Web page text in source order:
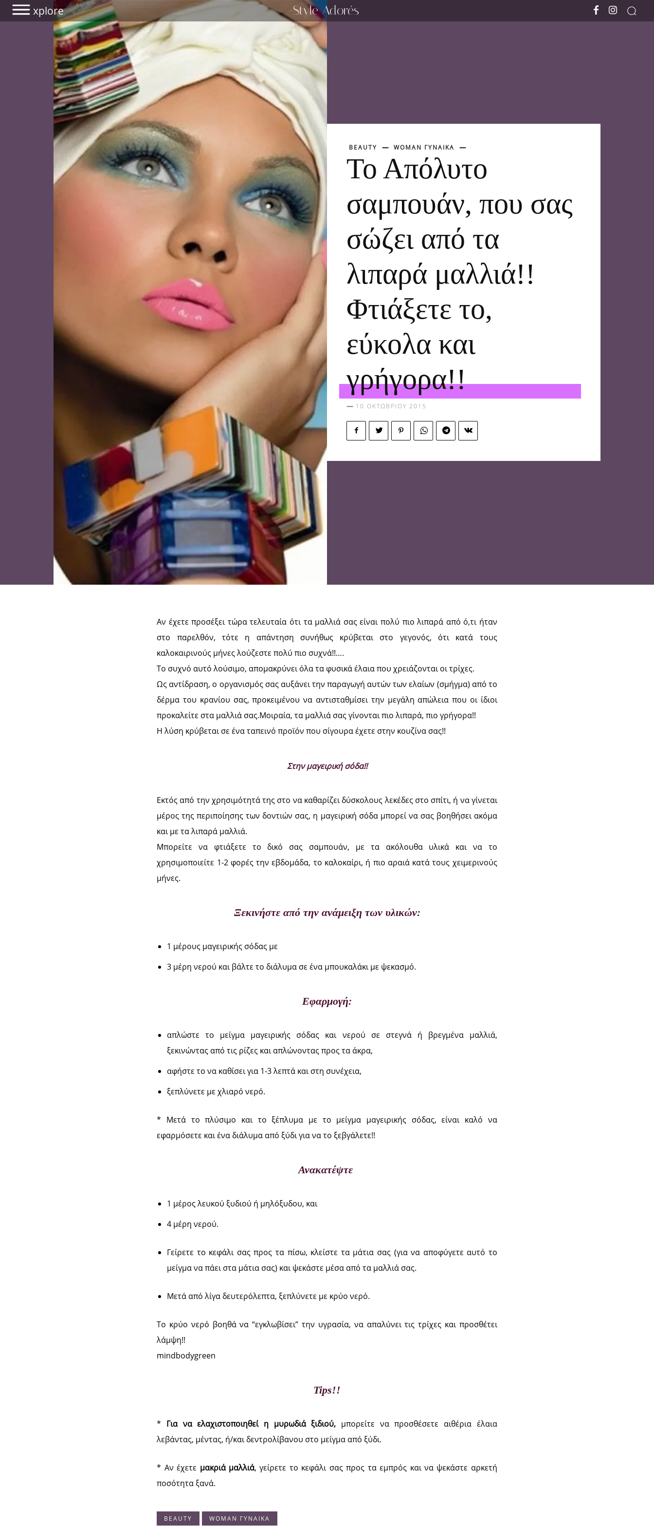
xplore -Style Adorés
BEAUTY WOMAN ΓΥΝΑΙΚΑ
Το Απόλυτο
σαμπουάν, που σας
σώζει από τα
λιπαρά μαλλιά!!
Φτιάξετε το,
εύκολα και
γρήγορα!!
10 ΟΚΤΩΒΡΊΟΥ 2015
Αν έχετε προσέξει τώρα τελευταία ότι τα μαλλιά σας είναι πολύ πιο λιπαρά από ό,τι ήταν
στο παρελθόν, τότε η απάντηση συνήθως κρύβεται στο γεγονός, ότι κατά τους
καλοκαιρινούς μήνες λούζεστε πολύ πιο συχνά!!….
Το συχνό αυτό λούσιμο, απομακρύνει όλα τα φυσικά έλαια που χρειάζονται οι τρίχες.
Ως αντίδραση, ο οργανισμός σας αυξάνει την παραγωγή αυτών των ελαίων (σμήγμα) από το
δέρμα του κρανίου σας, προκειμένου να αντισταθμίσει την μεγάλη απώλεια που οι ίδιοι
προκαλείτε στα μαλλιά σας.Μοιραία, τα μαλλιά σας γίνονται πιο λιπαρά, πιο γρήγορα!!
Η λύση κρύβεται σε ένα ταπεινό προϊόν που σίγουρα έχετε στην κουζίνα σας!!
Στην μαγειρική σόδα!!
Εκτός από την χρησιμότητά της στο να καθαρίζει δύσκολους λεκέδες στο σπίτι, ή να γίνεται
μέρος της περιποίησης των δοντιών σας, η μαγειρική σόδα μπορεί να σας βοηθήσει ακόμα
και με τα λιπαρά μαλλιά.
Μπορείτε να φτιάξετε το δικό σας σαμπουάν, με τα ακόλουθα υλικά και να το
χρησιμοποιείτε 1-2 φορές την εβδομάδα, το καλοκαίρι, ή πιο αραιά κατά τους χειμερινούς
μήνες.
Ξεκινήστε από την ανάμειξη των υλικών:
1 μέρους μαγειρικής σόδας με
3 μέρη νερού και βάλτε το διάλυμα σε ένα μπουκαλάκι με ψεκασμό.
Εφαρμογή:
απλώστε το μείγμα μαγειρικής σόδας και νερού σε στεγνά ή βρεγμένα μαλλιά,
ξεκινώντας από τις ρίζες και απλώνοντας προς τα άκρα,
αφήστε το να καθίσει για 1-3 λεπτά και στη συνέχεια,
ξεπλύνετε με χλιαρό νερό.
* Μετά το πλύσιμο και το ξέπλυμα με το μείγμα μαγειρικής σόδας, είναι καλό να
εφαρμόσετε και ένα διάλυμα από ξύδι για να το ξεβγάλετε!!
Ανακατέψτε
1 μέρος λευκού ξυδιού ή μηλόξυδου, και
4 μέρη νερού.
Γείρετε το κεφάλι σας προς τα πίσω, κλείστε τα μάτια σας (για να αποφύγετε αυτό το
μείγμα να πάει στα μάτια σας) και ψεκάστε μέσα από τα μαλλιά σας.
Μετά από λίγα δευτερόλεπτα, ξεπλύνετε με κρύο νερό.
Το κρύο νερό βοηθά να “εγκλωβίσει” την υγρασία, να απαλύνει τις τρίχες και προσθέτει
λάμψη!!
mindbodygreen
Tips!!
* Για να ελαχιστοποιηθεί η μυρωδιά ξιδιού, μπορείτε να προσθέσετε αιθέρια έλαια
λεβάντας, μέντας, ή/και δεντρολίβανου στο μείγμα από ξύδι.
* Αν έχετε μακριά μαλλιά, γείρετε το κεφάλι σας προς τα εμπρός και να ψεκάστε αρκετή
ποσότητα ξανά.
BEAUTY WOMAN ΓΥΝΑΙΚΑ